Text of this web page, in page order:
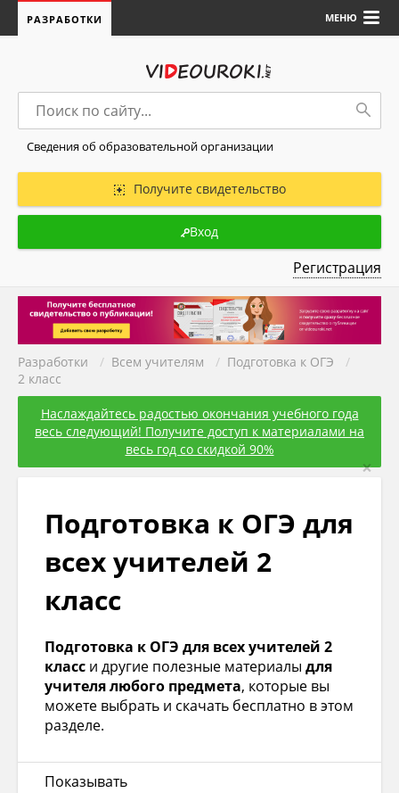
МЕНЮ
РАЗРАБОТКИ
Сведения об образовательной организации
Получите свидетельство
Вход
Регистрация
Разработки / Всем учителям / Подготовка к ОГЭ
/
2 класс
Наслаждайтесь радостью окончания учебного года
весь следующий! Получите доступ к материалами на
весь год со скидкой 90%
×
Подготовка к ОГЭ для
всех учителей 2
класс
Подготовка к ОГЭ для всех учителей 2
класс и другие полезные материалы для
учителя любого предмета, которые вы
можете выбрать и скачать бесплатно в этом
разделе.
Показывать